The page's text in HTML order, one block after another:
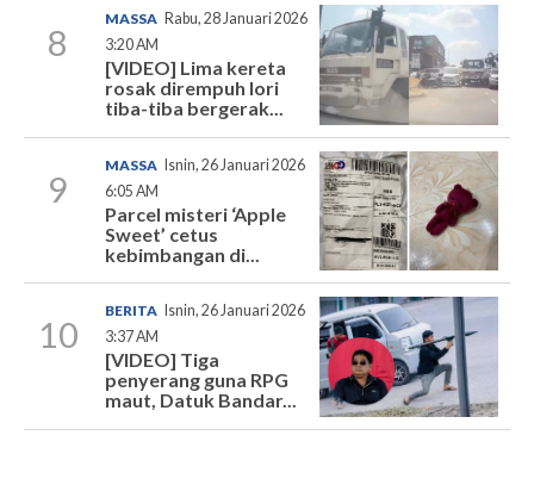
8
MASSA Rabu, 28 Januari 2026
3:20 AM
[VIDEO] Lima kereta
rosak dirempuh lori
tiba-tiba bergerak...
9
MASSA Isnin, 26 Januari 2026
6:05 AM
Parcel misteri ‘Apple
Sweet’ cetus
kebimbangan di...
10
BERITA
Isnin, 26 Januari 2026
3:37 AM
[VIDEO] Tiga
penyerang guna RPG
maut, Datuk Bandar...